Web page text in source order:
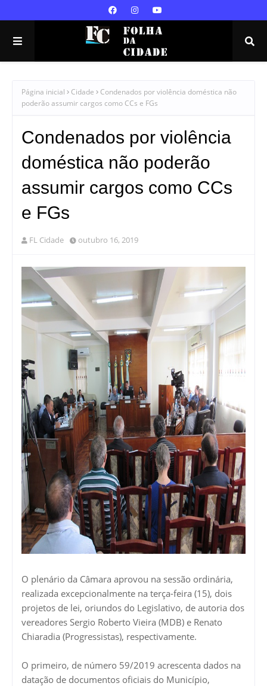
Página inicial Cidade
Condenados por violência doméstica não
poderão assumir cargos como CCs e FGs
Condenados por violência
doméstica não poderão
assumir cargos como CCs
e FGs
FL Cidade outubro 16, 2019
O plenário da Câmara aprovou na sessão ordinária,
realizada excepcionalmente na terça-feira (15), dois
projetos de lei, oriundos do Legislativo, de autoria dos
vereadores Sergio Roberto Vieira (MDB) e Renato
Chiaradia (Progressistas), respectivamente.
O primeiro, de número 59/2019 acrescenta dados na
datação de documentos oficiais do Município,